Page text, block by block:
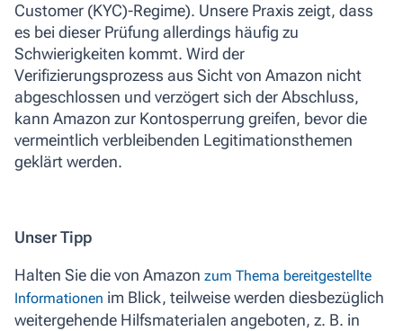
Customer (KYC)-Regime). Unsere Praxis zeigt, dass
es bei dieser Prüfung allerdings häufig zu
Schwierigkeiten kommt. Wird der
Verifizierungsprozess aus Sicht von Amazon nicht
abgeschlossen und verzögert sich der Abschluss,
kann Amazon zur Kontosperrung greifen, bevor die
vermeintlich verbleibenden Legitimationsthemen
geklärt werden.
Unser Tipp
Halten Sie die von Amazon zum Thema bereitgestellte
Informationen im Blick, teilweise werden diesbezüglich
weitergehende Hilfsmaterialen angeboten, z. B. in